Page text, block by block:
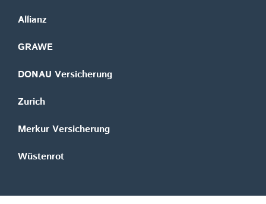
Allianz
GRAWE
DONAU Versicherung
Zurich
Merkur Versicherung
Wüstenrot